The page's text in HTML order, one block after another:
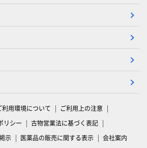
利用環境について
ご利用上の注意
リシー
古物営業法に基づく表記
示
医薬品の販売に関する表示 会社案内